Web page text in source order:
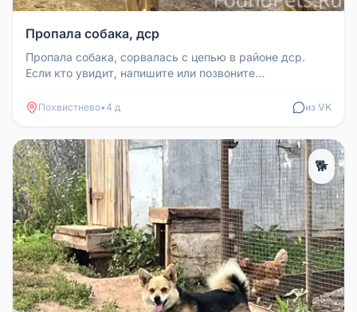
Пропала собака, дср
Пропала собака, сорвалась с цепью в районе дср.
Если кто увидит, напишите или позвоните
Похвистнево•4 д из VK
🐕